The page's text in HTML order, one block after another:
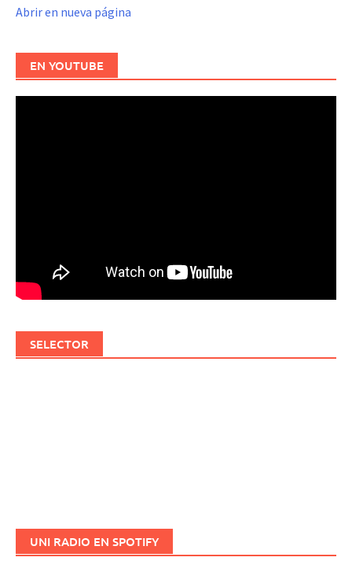
Abrir en nueva página
EN YOUTUBE
SELECTOR
UNI RADIO EN SPOTIFY